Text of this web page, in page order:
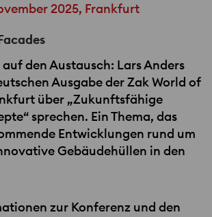
2025, Frankfurt
den Austausch: Lars Anders
Ausgabe der Zak World of
über „Zukunftsfähige
sprechen. Ein Thema, das
Entwicklungen rund um
Gebäudehüllen in den
zur Konferenz und den